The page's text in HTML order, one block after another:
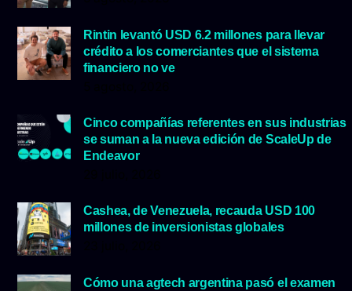
Rintin levantó USD 6.2 millones para llevar
crédito a los comerciantes que el sistema
financiero no ve
Cinco compañías referentes en sus industrias
se suman a la nueva edición de ScaleUp de
Endeavor
Cashea, de Venezuela, recauda USD 100
millones de inversionistas globales
Cómo una agtech argentina pasó el examen